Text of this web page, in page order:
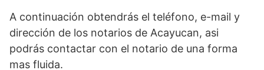
A continuación obtendrás el teléfono, e-mail y
dirección de los notarios de Acayucan, asi
podrás contactar con el notario de una forma
mas fluida.